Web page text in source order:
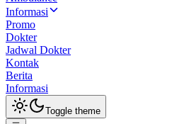
Informasi
Promo
Dokter
Jadwal Dokter
Kontak
Berita
Informasi
Toggle theme